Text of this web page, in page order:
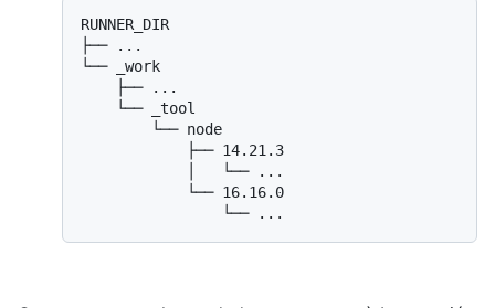
RUNNER_DIR
├── ...
└── _work